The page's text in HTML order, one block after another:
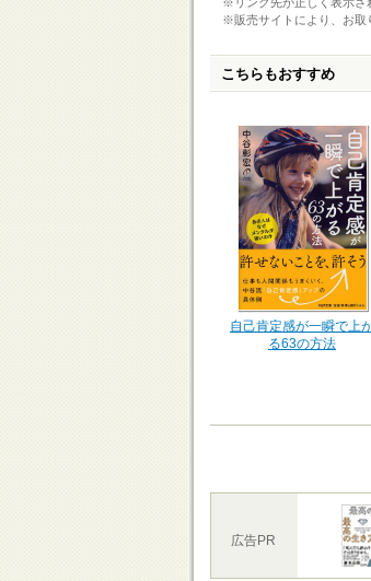
※販売サイトにより、お取
こちらもおすすめ
自己肯定感が一瞬で上
る63の方法
広告PR